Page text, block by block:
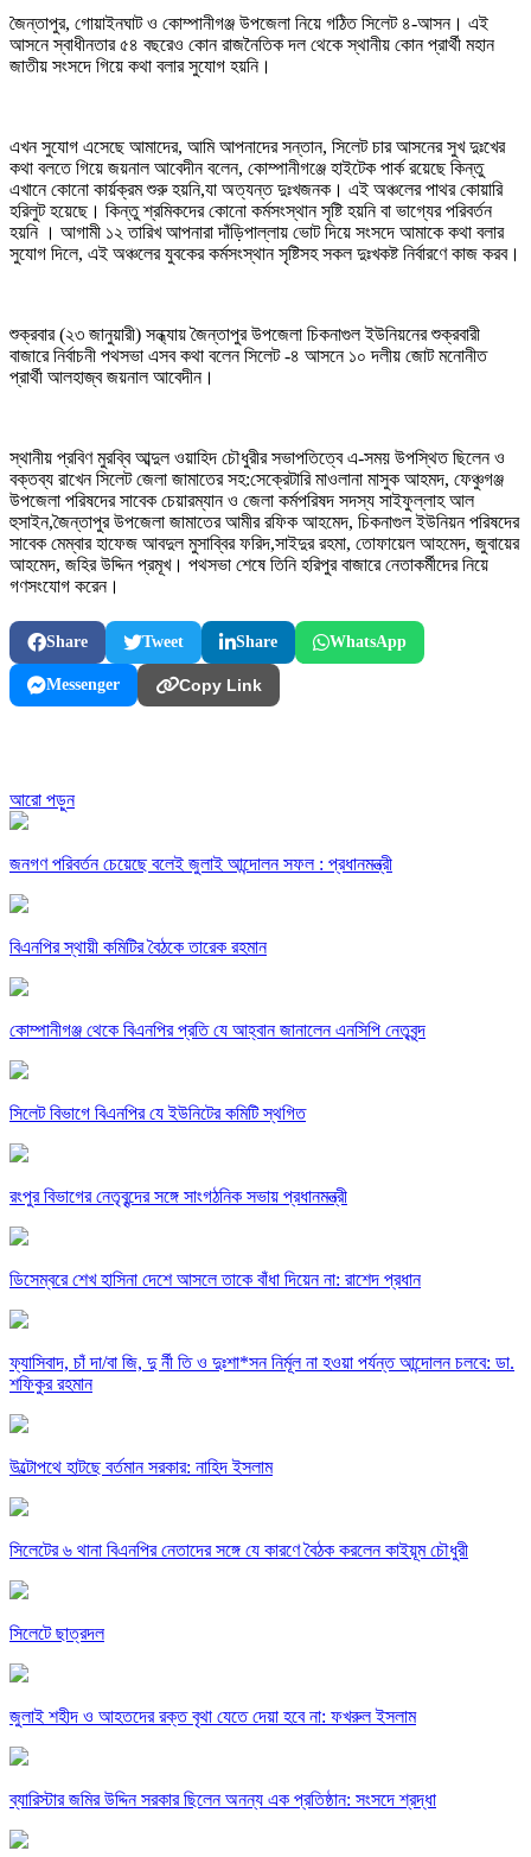
জৈন্তাপুর, গোয়াইনঘাট ও কোম্পানীগঞ্জ উপজেলা নিয়ে গঠিত সিলেট ৪-আসন। এই
আসনে স্বাধীনতার ৫৪ বছরেও কোন রাজনৈতিক দল থেকে স্থানীয় কোন প্রার্থী মহান
জাতীয় সংসদে গিয়ে কথা বলার সুযোগ হয়নি।
এখন সুযোগ এসেছে আমাদের, আমি আপনাদের সন্তান, সিলেট চার আসনের সুখ দুঃখের
কথা বলতে গিয়ে জয়নাল আবেদীন বলেন, কোম্পানীগঞ্জে হাইটেক পার্ক রয়েছে কিন্তু
এখানে কোনো কার্য়ক্রম শুরু হয়নি,যা অত্যন্ত দুঃখজনক। এই অঞ্চলের পাথর কোয়ারি
হরিলুট হয়েছে। কিন্তু শ্রমিকদের কোনো কর্মসংস্থান সৃষ্টি হয়নি বা ভাগ্যের পরিবর্তন
হয়নি । আগামী ১২ তারিখ আপনারা দাঁড়িপাল্লায় ভোট দিয়ে সংসদে আমাকে কথা বলার
সুযোগ দিলে, এই অঞ্চলের যুবকের কর্মসংস্থান সৃষ্টিসহ সকল দুঃখকষ্ট নির্বারণে কাজ করব।
শুক্রবার (২৩ জানুয়ারী) সন্ধ্যায় জৈন্তাপুর উপজেলা চিকনাগুল ইউনিয়নের শুক্রবারী
বাজারে নির্বাচনী পথসভা এসব কথা বলেন সিলেট -৪ আসনে ১০ দলীয় জোট মনোনীত
প্রার্থী আলহাজ্ব জয়নাল আবেদীন।
স্থানীয় প্রবিণ মুরব্বি আব্দুল ওয়াহিদ চৌধুরীর সভাপতিত্বে এ-সময় উপস্থিত ছিলেন ও
বক্তব্য রাখেন সিলেট জেলা জামাতের সহ:সেক্রেটারি মাওলানা মাসুক আহমদ, ফেঞ্চুগঞ্জ
উপজেলা পরিষদের সাবেক চেয়ারম্যান ও জেলা কর্মপরিষদ সদস্য সাইফুল্লাহ আল
হুসাইন,জৈন্তাপুর উপজেলা জামাতের আমীর রফিক আহমেদ, চিকনাগুল ইউনিয়ন পরিষদের
সাবেক মেম্বার হাফেজ আবদুল মুসাব্বির ফরিদ,সাইদুর রহমা, তোফায়েল আহমেদ, জুবায়ের
আহমেদ, জহির উদ্দিন প্রমূখ। পথসভা শেষে তিনি হরিপুর বাজারে নেতাকর্মীদের নিয়ে
গণসংযোগ করেন।
Share Tweet Share WhatsApp
Messenger Copy Link
আরো পড়ুন
জনগণ পরিবর্তন চেয়েছে বলেই জুলাই আন্দোলন সফল : প্রধানমন্ত্রী
বিএনপির স্থায়ী কমিটির বৈঠকে তারেক রহমান
কোম্পানীগঞ্জ থেকে বিএনপির প্রতি যে আহ্বান জানালেন এনসিপি নেতৃবৃন্দ
সিলেট বিভাগে বিএনপির যে ইউনিটের কমিটি স্থগিত
রংপুর বিভাগের নেতৃবৃন্দের সঙ্গে সাংগঠনিক সভায় প্রধানমন্ত্রী
ডিসেম্বরে শেখ হাসিনা দেশে আসলে তাকে বাঁধা দিয়েন না: রাশেদ প্রধান
ফ্যাসিবাদ, চাঁ দা/বা জি, দু র্নী তি ও দুঃশা*সন নির্মূল না হওয়া পর্যন্ত আন্দোলন চলবে: ডা.
শফিকুর রহমান
উল্টোপথে হাটছে বর্তমান সরকার: নাহিদ ইসলাম
সিলেটের ৬ থানা বিএনপির নেতাদের সঙ্গে যে কারণে বৈঠক করলেন কাইয়ূম চৌধুরী
সিলেটে ছাত্রদল
জুলাই শহীদ ও আহতদের রক্ত বৃথা যেতে দেয়া হবে না: ফখরুল ইসলাম
ব্যারিস্টার জমির উদ্দিন সরকার ছিলেন অনন্য এক প্রতিষ্ঠান: সংসদে শ্রদ্ধা